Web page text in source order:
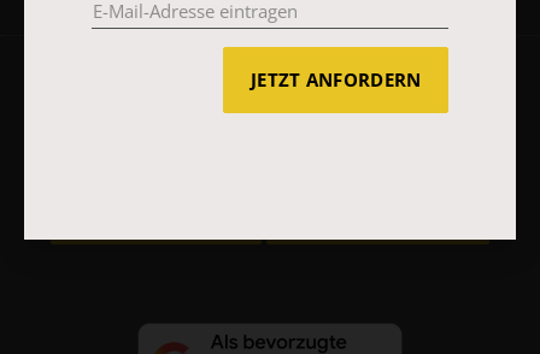
AGB und Widerrufsbelehrung Datenschutz Barrierefreiheit
JETZT ANFORDERN